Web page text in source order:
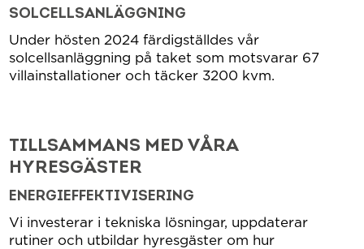
SOLCELLSANLÄGGNING
Under hösten 2024 färdigställdes vår
solcellsanläggning på taket som motsvarar 67
villainstallationer och täcker 3200 kvm.
TILLSAMMANS MED VÅRA
HYRESGÄSTER
ENERGIEFFEKTIVISERING
Vi investerar i tekniska lösningar, uppdaterar
rutiner och utbildar hyresgäster om hur